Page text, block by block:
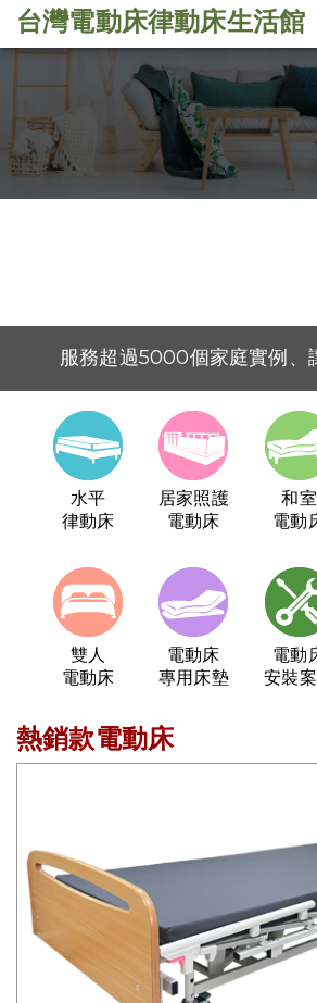
台灣電動床律動床生活館
台灣電動床工廠
服務超過5000個家庭實例、
水平
律動床
居家照護
電動床
和室
電動
雙人
電動床
電動床
專用床墊
電動
安裝
熱銷款電動床